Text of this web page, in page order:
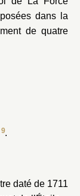
dans la
de quatre
9.
daté de 1711